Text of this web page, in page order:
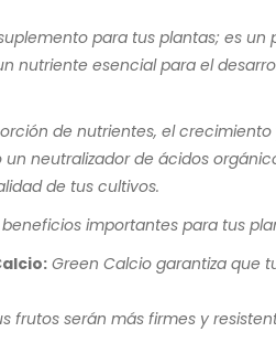
para tus plantas; es
nutriente esencial para el
de nutrientes, el
neutralizador de ácidos
de tus cultivos.
importantes para tus
Green Calcio garantiza que
frutos serán más firmes y